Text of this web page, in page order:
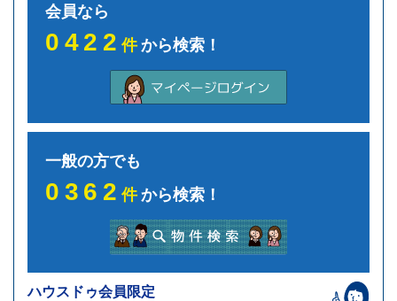
会員なら
0422件から検索！
一般の方でも
0362件から検索！
ハウスドゥ会員限定